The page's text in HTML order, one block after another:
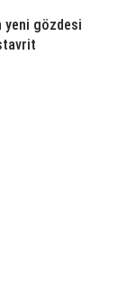
yeni gözdesi